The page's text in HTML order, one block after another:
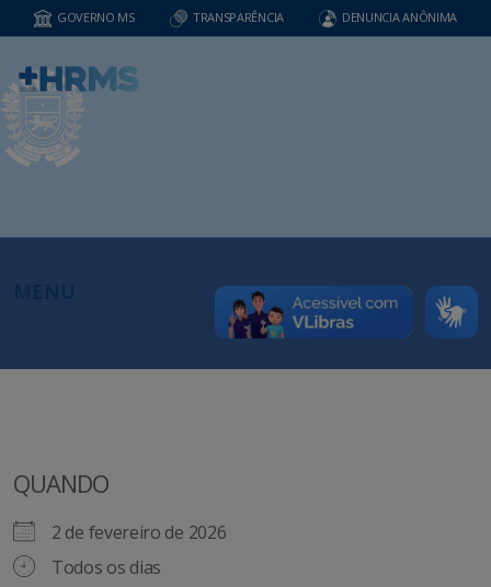
GOVERNO MS TRANSPARÊNCIA DENUNCIA ANÔNIMA
QUANDO
2 de fevereiro de 2026
Todos os dias